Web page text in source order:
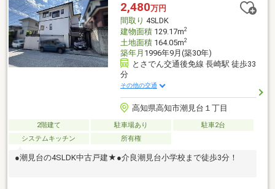
2,480万円
間取り 4SLDK
建物面積129.17m2
土地面積164.05m2
築年月 1996年9月(築30年)
とさでん交通後免線 長崎駅 徒歩33
分
その他の交通
高知県高知市潮見台１丁目
2階建て 駐車場あり
駐車2台
システムキッチン
所有権
●潮見台の4SLDK中古戸建★●介良潮見台小学校まで徒歩3分！